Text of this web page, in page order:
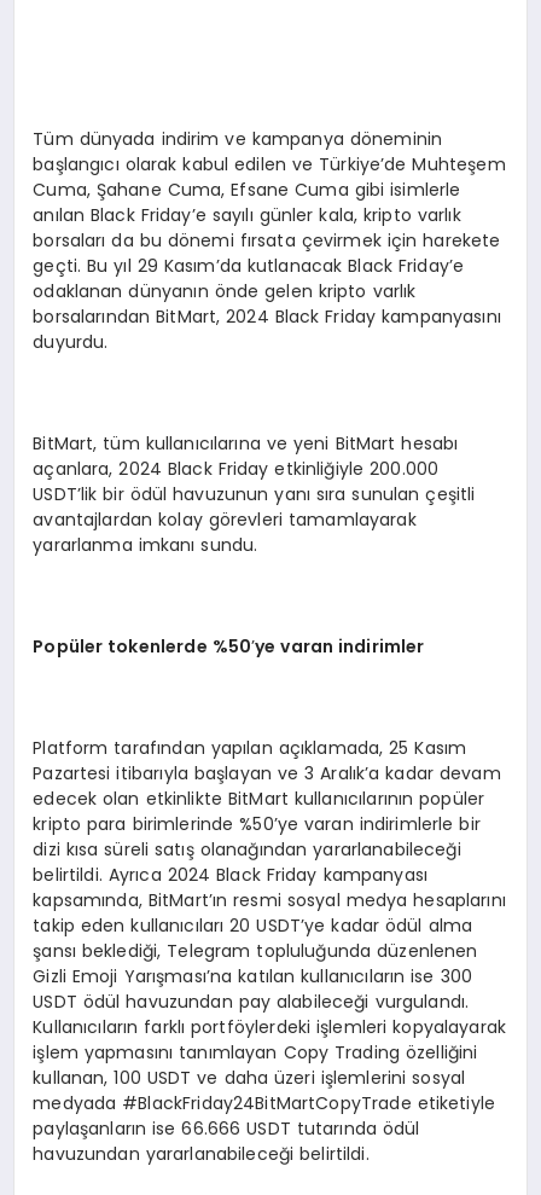
Tüm dünyada indirim ve kampanya döneminin
başlangıcı olarak kabul edilen ve Türkiye’de Muhteşem
Cuma, Şahane Cuma, Efsane Cuma gibi isimlerle
anılan Black Friday’e sayılı günler kala, kripto varlık
borsaları da bu dönemi fırsata çevirmek için harekete
geçti. Bu yıl 29 Kasım’da kutlanacak Black Friday’e
odaklanan dünyanın önde gelen kripto varlık
borsalarından BitMart, 2024 Black Friday kampanyasını
duyurdu.
BitMart, tüm kullanıcılarına ve yeni BitMart hesabı
açanlara, 2024 Black Friday etkinliğiyle 200.000
USDT’lik bir ödül havuzunun yanı sıra sunulan çeşitli
avantajlardan kolay görevleri tamamlayarak
yararlanma imkanı sundu.
Popüler tokenlerde %50’ye varan indirimler
Platform tarafından yapılan açıklamada, 25 Kasım
Pazartesi itibarıyla başlayan ve 3 Aralık’a kadar devam
edecek olan etkinlikte BitMart kullanıcılarının popüler
kripto para birimlerinde %50’ye varan indirimlerle bir
dizi kısa süreli satış olanağından yararlanabileceği
belirtildi. Ayrıca 2024 Black Friday kampanyası
kapsamında, BitMart’ın resmi sosyal medya hesaplarını
takip eden kullanıcıları 20 USDT’ye kadar ödül alma
şansı beklediği, Telegram topluluğunda düzenlenen
Gizli Emoji Yarışması’na katılan kullanıcıların ise 300
USDT ödül havuzundan pay alabileceği vurgulandı.
Kullanıcıların farklı portföylerdeki işlemleri kopyalayarak
işlem yapmasını tanımlayan Copy Trading özelliğini
kullanan, 100 USDT ve daha üzeri işlemlerini sosyal
medyada #BlackFriday24BitMartCopyTrade etiketiyle
paylaşanların ise 66.666 USDT tutarında ödül
havuzundan yararlanabileceği belirtildi.